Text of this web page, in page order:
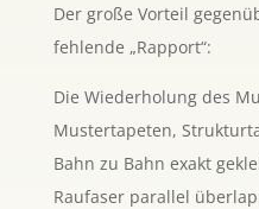
Der große Vorteil
fehlende „Rapport“:
Die Wiederholung des
Mustertapeten,
Bahn zu Bahn exakt
Raufaser parallel